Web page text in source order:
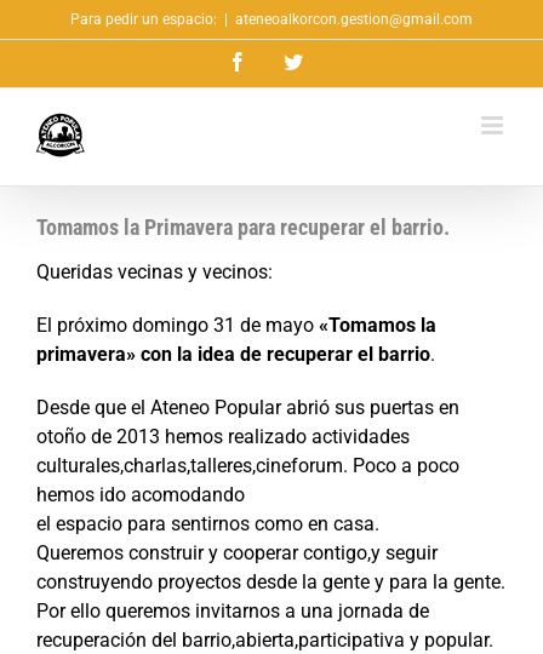
al
Para pedir un espacio: ateneoalkorcon.gestion@gmail.com
FacebookTwitter
Tomamos la Primavera para recuperar el barrio.
Queridas vecinas y vecinos:
El próximo domingo 31 de mayo «Tomamos la
primavera» con la idea de recuperar el barrio.
Desde que el Ateneo Popular abrió sus puertas en
otoño de 2013 hemos realizado actividades
culturales,charlas,talleres,cineforum. Poco a poco
hemos ido acomodando
el espacio para sentirnos como en casa.
Queremos construir y cooperar contigo,y seguir
construyendo proyectos desde la gente y para la gente.
Por ello queremos invitarnos a una jornada de
recuperación del barrio,abierta,participativa y popular.